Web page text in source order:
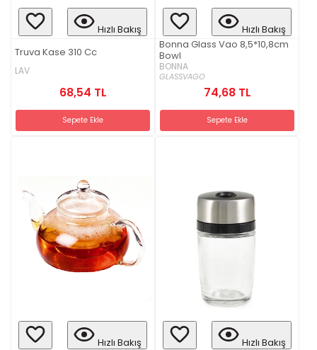
Hızlı Bakış
Truva Kase 310 Cc
LAV
68,54 TL
Sepete Ekle
Hızlı Bakış
Bonna Glass Vao 8,5*10,8cm
Bowl
BONNA
GLASSVAGO
74,68 TL
Sepete Ekle
Hızlı Bakış
Hızlı Bakış